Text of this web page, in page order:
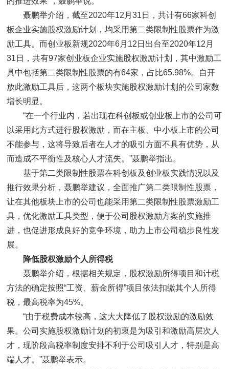
聂鹏举介绍，截至2020年12月31日，共计有66家科创
板企业实施股权激励计划，均采用第二类限制性股票作为激
励工具。而创业板新规2020年6月12日出台至2020年12月
31日，共有97家创业板企业实施股权激励计划，其中激励工
具中包括第二类限制性股票的有64家，占比65.98%。自开
放此激励工具后，这两个板块实施股权激励计划的公司家数
增长明显。
“在一个行业内，若出现在科创板或创业板上市的公司可
以采用此方式进行股权激励，而在主板、中小板上市的公司
不能参与，这将导致后者在人才的吸引方面不具有优势，从
而造成不平衡性及核心人才流失。”聂鹏举指出。
基于第二类限制性股票在科创板及创业板实践情况以及
推行效果分析，聂鹏举建议，全面推广第二类限制性股票，
让在其他板块上市的公司也能采用第二类限制性股票激励工
具，优化激励工具类型，便于公司股权激励方案的实施推
进，也促进形成良好的竞争环境，助力上市公司稳步良性发
展。
降低股权激励个人所得税
聂鹏举介绍，根据相关规定，股权激励所得项目和计税
方法的确定按照“工资、薪金所得”项目依法扣缴其个人所得
税，最高税率为45%。
“由于税费成本较高，这大大降低了股权激励的激励效
果。公司实施股权激励计划的初衷是为吸引和激励高层次人
才，现阶段高税率制度安排不利于公司吸引人才，特别是高
端人才。”聂鹏举表示。